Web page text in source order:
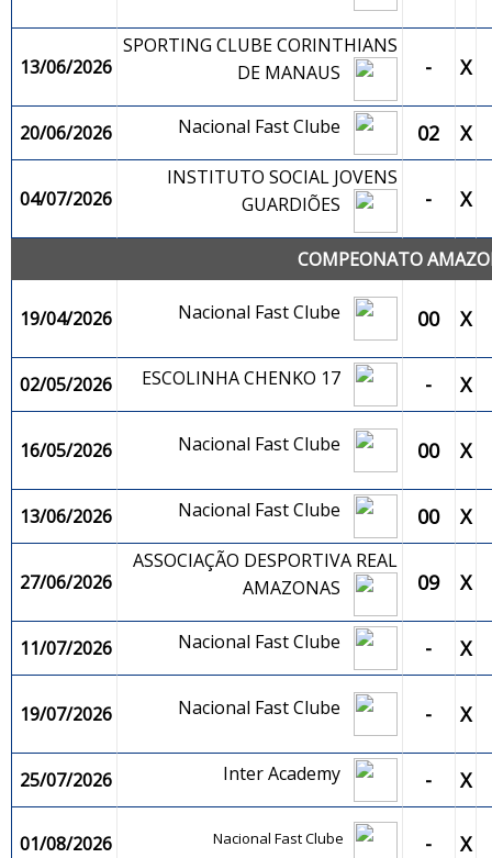
13/06/2026
SPORTING CLUBE CORINTHIANS
DE MANAUS
- X
20/06/2026 Nacional Fast Clube 02 X
04/07/2026
INSTITUTO SOCIAL JOVENS
GUARDIÕES
- X
COMPEONATO
19/04/2026 Nacional Fast Clube 00 X
02/05/2026 ESCOLINHA CHENKO 17 - X
16/05/2026 Nacional Fast Clube 00 X
13/06/2026 Nacional Fast Clube 00 X
27/06/2026
ASSOCIAÇÃO DESPORTIVA REAL
AMAZONAS
09 X
11/07/2026 Nacional Fast Clube - X
19/07/2026 Nacional Fast Clube - X
25/07/2026 Inter Academy - X
01/08/2026 Nacional Fast Clube - X